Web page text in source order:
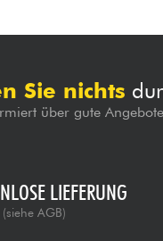
Sie nichts
über gute
LIEFERUNG
(siehe AGB)